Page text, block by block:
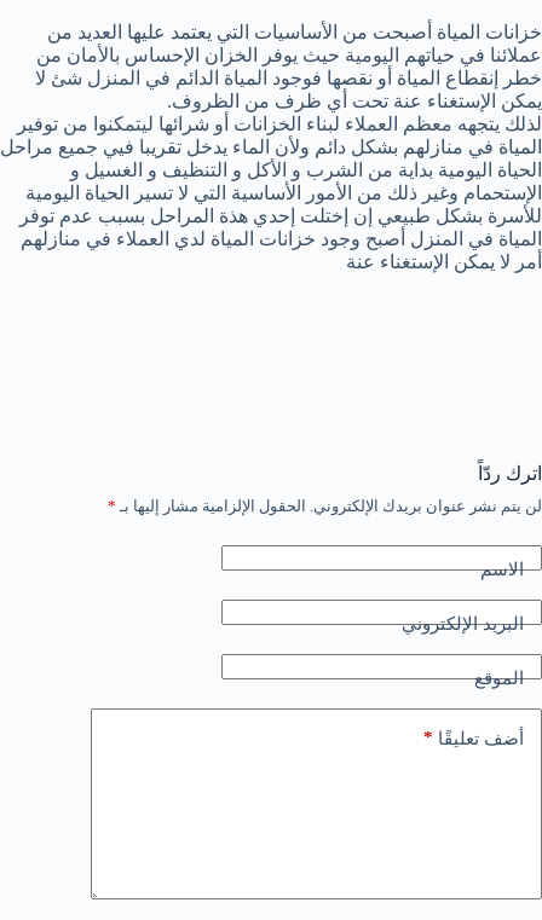
خزانات المياة أصبحت من الأساسيات التي يعتمد عليها العديد من
عملائنا في حياتهم اليومية حيث يوفر الخزان الإحساس بالأمان من
خطر إنقطاع المياة أو نقصها فوجود المياة الدائم في المنزل شئ لا
يمكن الإستغناء عنة تحت أي ظرف من الظروف.
لذلك يتجهه معظم العملاء لبناء الخزانات أو شرائها ليتمكنوا من توفير
المياة في منازلهم بشكل دائم ولأن الماء يدخل تقريبا فيي جميع مراحل
الحياة اليومية بداية من الشرب و الأكل و التنظيف و الغسيل و
الإستحمام وغير ذلك من الأمور الأساسية التي لا تسير الحياة اليومية
للأسرة بشكل طبيعي إن إختلت إحدي هذة المراحل بسبب عدم توفر
المياة في المنزل أصبح وجود خزانات المياة لدي العملاء في منازلهم
أمر لا يمكن الإستغناء عنة
اترك ردّاً
لن يتم نشر عنوان بريدك الإلكتروني. الحقول الإلزامية مشار إليها بـ *
الاسم
البريد الإلكتروني
الموقع
أضف تعليقًا *